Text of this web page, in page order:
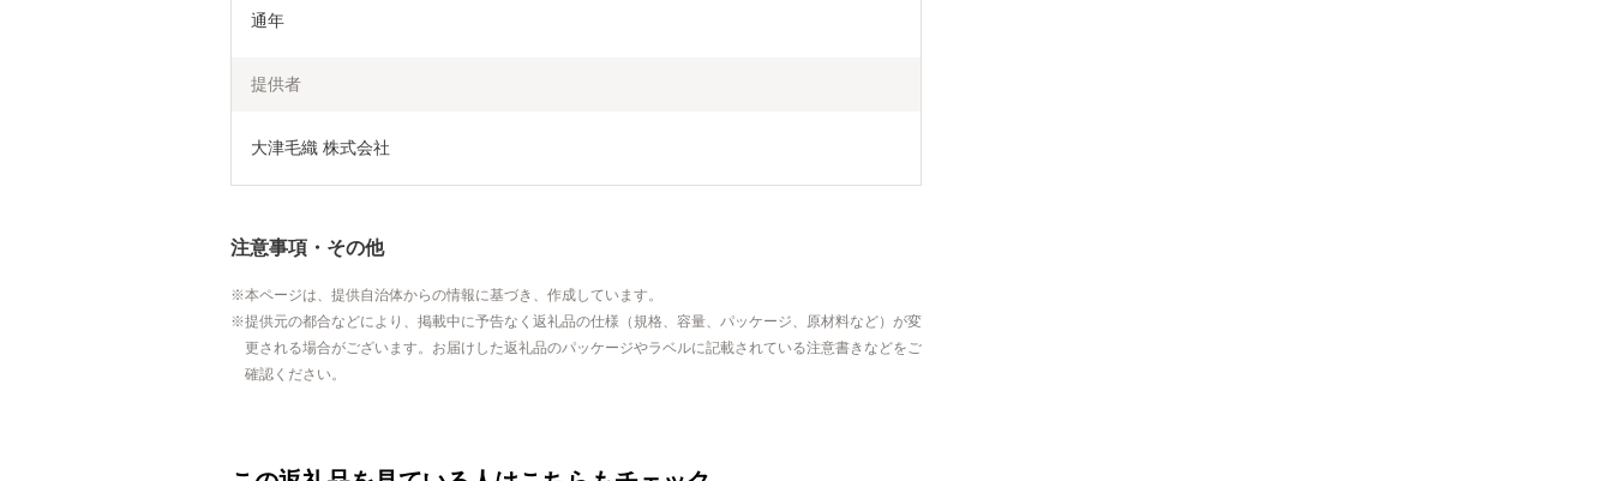
通年
提供者
大津毛織 株式会社
注意事項・その他
本ページは、提供自治体からの情報に基づき、作成しています。
提供元の都合などにより、掲載中に予告なく返礼品の仕様（規格、容量、パッケージ、原材料など）が変
更される場合がございます。お届けした返礼品のパッケージやラベルに記載されている注意書きなどをご
確認ください。